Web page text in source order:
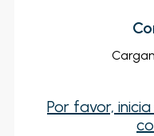
Por favor,